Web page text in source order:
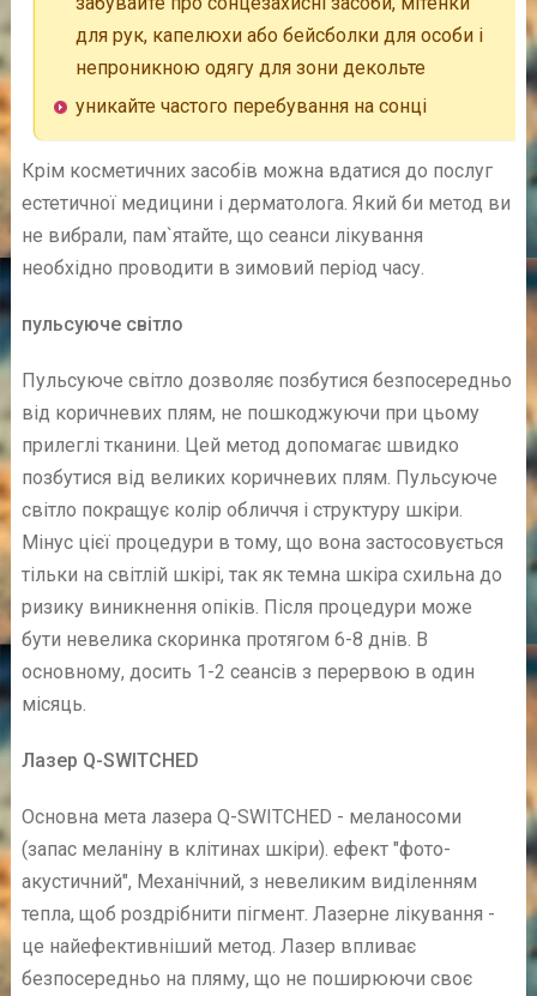
для рук, капелюхи або бейсболки для особи і
непроникною одягу для зони декольте
уникайте частого перебування на сонці
Крім косметичних засобів можна вдатися до послуг
естетичної медицини і дерматолога. Який би метод ви
не вибрали, пам`ятайте, що сеанси лікування
необхідно проводити в зимовий період часу.
пульсуюче світло
Пульсуюче світло дозволяє позбутися безпосередньо
від коричневих плям, не пошкоджуючи при цьому
прилеглі тканини. Цей метод допомагає швидко
позбутися від великих коричневих плям. Пульсуюче
світло покращує колір обличчя і структуру шкіри.
Мінус цієї процедури в тому, що вона застосовується
тільки на світлій шкірі, так як темна шкіра схильна до
ризику виникнення опіків. Після процедури може
бути невелика скоринка протягом 6-8 днів. В
основному, досить 1-2 сеансів з перервою в один
місяць.
Лазер Q-SWITCHED
Основна мета лазера Q-SWITCHED - меланосоми
(запас меланіну в клітинах шкіри). ефект "фото-
акустичний", Механічний, з невеликим виділенням
тепла, щоб роздрібнити пігмент. Лазерне лікування -
це найефективніший метод. Лазер впливає
безпосередньо на пляму, що не поширюючи своє